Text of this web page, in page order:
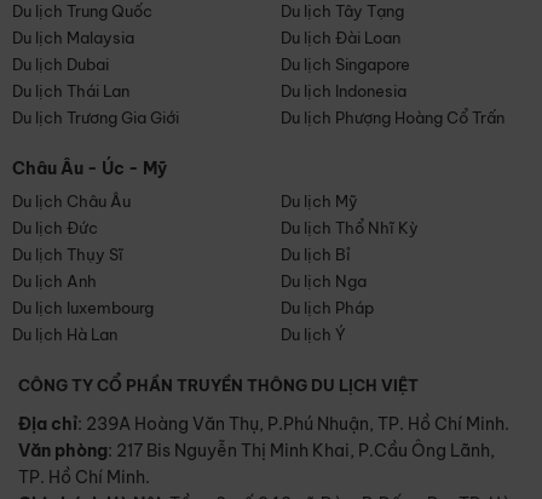
Du lịch Trung Quốc
Du lịch Tây Tạng
Du lịch Malaysia
Du lịch Đài Loan
Du lịch Dubai
Du lịch Singapore
Du lịch Thái Lan
Du lịch Indonesia
Du lịch Trương Gia Giới
Du lịch Phượng Hoàng Cổ Trấn
Châu Âu - Úc - Mỹ
Du lịch Châu Âu
Du lịch Mỹ
Du lịch Đức
Du lịch Thổ Nhĩ Kỳ
Du lịch Thụy Sĩ
Du lịch Bỉ
Du lịch Anh
Du lịch Nga
Du lịch luxembourg
Du lịch Pháp
Du lịch Hà Lan
Du lịch Ý
CÔNG TY CỔ PHẦN TRUYỀN THÔNG DU LỊCH VIỆT
Địa chỉ: 239A Hoàng Văn Thụ, P.Phú Nhuận, TP. Hồ Chí Minh.
Văn phòng: 217 Bis Nguyễn Thị Minh Khai, P.Cầu Ông Lãnh,
TP. Hồ Chí Minh.